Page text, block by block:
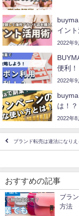
イン
2022年9
便利！
2022年9
は！？
2022年8
ブランド転売は違法になり
おすすめの記事
ブラ
方法